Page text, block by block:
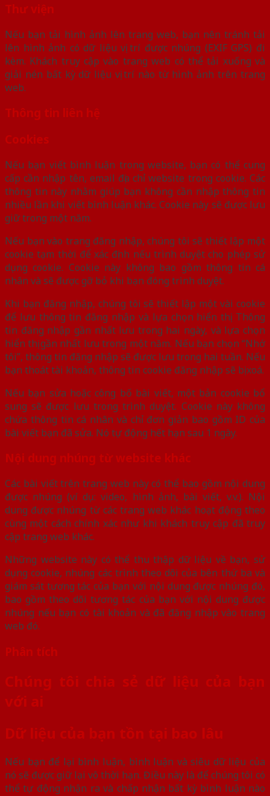
Thư viện
Nếu bạn tải hình ảnh lên trang web, bạn nên tránh tải
lên hình ảnh có dữ liệu vị trí được nhúng (EXIF GPS) đi
kèm. Khách truy cập vào trang web có thể tải xuống và
giải nén bất kỳ dữ liệu vị trí nào từ hình ảnh trên trang
web.
Thông tin liên hệ
Cookies
Nếu bạn viết bình luận trong website, bạn có thể cung
cấp cần nhập tên, email địa chỉ website trong cookie. Các
thông tin này nhằm giúp bạn không cần nhập thông tin
nhiều lần khi viết bình luận khác. Cookie này sẽ được lưu
giữ trong một năm.
Nếu bạn vào trang đăng nhập, chúng tôi sẽ thiết lập một
cookie tạm thời để xác định nếu trình duyệt cho phép sử
dụng cookie. Cookie này không bao gồm thông tin cá
nhân và sẽ được gỡ bỏ khi bạn đóng trình duyệt.
Khi bạn đăng nhập, chúng tôi sẽ thiết lập một vài cookie
để lưu thông tin đăng nhập và lựa chọn hiển thị. Thông
tin đăng nhập gần nhất lưu trong hai ngày, và lựa chọn
hiển thị gần nhất lưu trong một năm. Nếu bạn chọn “Nhớ
tôi”, thông tin đăng nhập sẽ được lưu trong hai tuần. Nếu
bạn thoát tài khoản, thông tin cookie đăng nhập sẽ bị xoá.
Nếu bạn sửa hoặc công bố bài viết, một bản cookie bổ
sung sẽ được lưu trong trình duyệt. Cookie này không
chứa thông tin cá nhân và chỉ đơn giản bao gồm ID của
bài viết bạn đã sửa. Nó tự động hết hạn sau 1 ngày.
Nội dung nhúng từ website khác
Các bài viết trên trang web này có thể bao gồm nội dung
được nhúng (ví dụ: video, hình ảnh, bài viết, v.v.). Nội
dung được nhúng từ các trang web khác hoạt động theo
cùng một cách chính xác như khi khách truy cập đã truy
cập trang web khác.
Những website này có thể thu thập dữ liệu về bạn, sử
dụng cookie, nhúng các trình theo dõi của bên thứ ba và
giám sát tương tác của bạn với nội dung được nhúng đó,
bao gồm theo dõi tương tác của bạn với nội dung được
nhúng nếu bạn có tài khoản và đã đăng nhập vào trang
web đó.
Phân tích
Chúng tôi chia sẻ dữ liệu của bạn
với ai
Dữ liệu của bạn tồn tại bao lâu
Nếu bạn để lại bình luận, bình luận và siêu dữ liệu của
nó sẽ được giữ lại vô thời hạn. Điều này là để chúng tôi có
thể tự động nhận ra và chấp nhận bất kỳ bình luận nào